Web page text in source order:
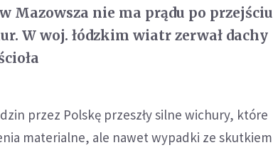
Mazowsza nie ma prądu po przejściu
W woj. łódzkim wiatr zerwał dachy
przez Polskę przeszły silne wichury, które
materialne, ale nawet wypadki ze skutkiem